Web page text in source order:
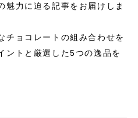
魅力に迫る記事をお届けしま
チョコレートの組み合わせを
ントと厳選した5つの逸品を